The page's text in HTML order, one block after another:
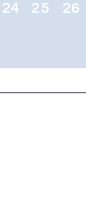
24 25 26